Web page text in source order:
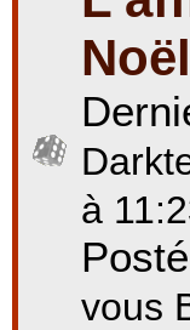
Noël
à
vous